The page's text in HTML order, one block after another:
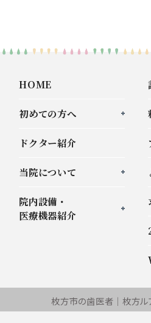
HOME
初めての方へ
ドクター紹介
当院について
院内設備・
医療機器紹介
枚方市の歯医者｜枚方ル